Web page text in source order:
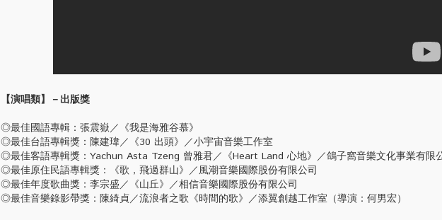
【演唱類】 －出版獎
◎最佳國語專輯：張震嶽／《我是海雅谷慕》
◎最佳台語專輯獎：陳建瑋／《30 出頭》／小宇宙音樂工作室
◎最佳客語專輯獎：Yachun Asta Tzeng 曾雅君／《Heart Land 心地》／鴿子窩音樂文化事業有限
◎最佳原住民語專輯獎：《歌，飛過群山》／風潮音樂國際股份有限公司
◎最佳年度歌曲獎：李宗盛／《山丘》／相信音樂國際股份有限公司
◎最佳音樂錄影帶獎：陳綺貞／流浪者之歌《時間的歌》／添翼創越工作室（導演：何男宏）